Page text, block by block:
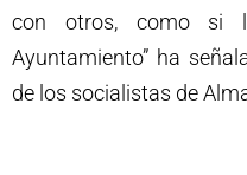
con otros, como si
Ayuntamiento” ha
de los socialistas de